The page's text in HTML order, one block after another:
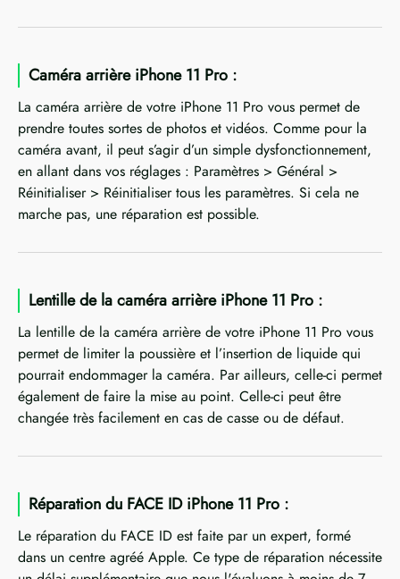
Caméra arrière iPhone 11 Pro :
La caméra arrière de votre iPhone 11 Pro vous permet de
prendre toutes sortes de photos et vidéos. Comme pour la
caméra avant, il peut s’agir d’un simple dysfonctionnement,
en allant dans vos réglages : Paramètres > Général >
Réinitialiser > Réinitialiser tous les paramètres. Si cela ne
marche pas, une réparation est possible.
Lentille de la caméra arrière iPhone 11 Pro :
La lentille de la caméra arrière de votre iPhone 11 Pro vous
permet de limiter la poussière et l’insertion de liquide qui
pourrait endommager la caméra. Par ailleurs, celle-ci permet
également de faire la mise au point. Celle-ci peut être
changée très facilement en cas de casse ou de défaut.
Réparation du FACE ID iPhone 11 Pro :
Le réparation du FACE ID est faite par un expert, formé
dans un centre agréé Apple. Ce type de réparation nécessite